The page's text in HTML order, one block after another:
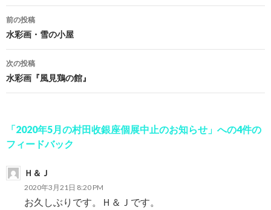
投
稿
ナ
ゲ
ー
シ
ョ
前の投稿
水彩画・雪の小屋
次の投稿
水彩画『風見鶏の館』
「2020年5月の村田收銀座個展中止のお知らせ」への4件の
フィードバック
Ｈ＆Ｊ
2020年3月21日 8:20 PM
お久しぶりです。Ｈ＆Ｊです。